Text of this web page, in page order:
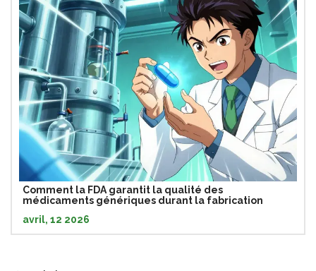
Comment la FDA garantit la qualité des
médicaments génériques durant la fabrication
avril, 12 2026